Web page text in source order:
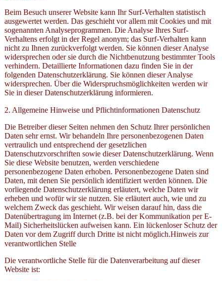
Beim Besuch unserer Website kann Ihr Surf-Verhalten statistisch
ausgewertet werden. Das geschieht vor allem mit Cookies und mit
sogenannten Analyseprogrammen. Die Analyse Ihres Surf-
Verhaltens erfolgt in der Regel anonym; das Surf-Verhalten kann
nicht zu Ihnen zurückverfolgt werden. Sie können dieser Analyse
widersprechen oder sie durch die Nichtbenutzung bestimmter Tools
verhindern. Detaillierte Informationen dazu finden Sie in der
folgenden Datenschutzerklärung. Sie können dieser Analyse
widersprechen. Über die Widerspruchsmöglichkeiten werden wir
Sie in dieser Datenschutzerklärung informieren.
2. Allgemeine Hinweise und Pflichtinformationen Datenschutz
Die Betreiber dieser Seiten nehmen den Schutz Ihrer persönlichen
Daten sehr ernst. Wir behandeln Ihre personenbezogenen Daten
vertraulich und entsprechend der gesetzlichen
Datenschutzvorschriften sowie dieser Datenschutzerklärung. Wenn
Sie diese Website benutzen, werden verschiedene
personenbezogene Daten erhoben. Personenbezogene Daten sind
Daten, mit denen Sie persönlich identifiziert werden können. Die
vorliegende Datenschutzerklärung erläutert, welche Daten wir
erheben und wofür wir sie nutzen. Sie erläutert auch, wie und zu
welchem Zweck das geschieht. Wir weisen darauf hin, dass die
Datenübertragung im Internet (z.B. bei der Kommunikation per E-
Mail) Sicherheitslücken aufweisen kann. Ein lückenloser Schutz der
Daten vor dem Zugriff durch Dritte ist nicht möglich.Hinweis zur
verantwortlichen Stelle
Die verantwortliche Stelle für die Datenverarbeitung auf dieser
Website ist: